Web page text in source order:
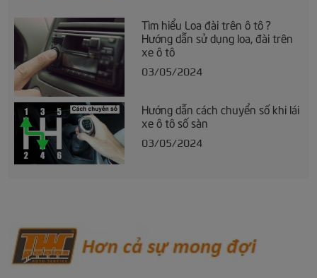
Tìm hiểu Loa đài trên ô tô ?
Hướng dẫn sử dụng loa, đài trên
xe ô tô
03/05/2024
Hướng dẫn cách chuyển số khi lái
xe ô tô số sàn
03/05/2024